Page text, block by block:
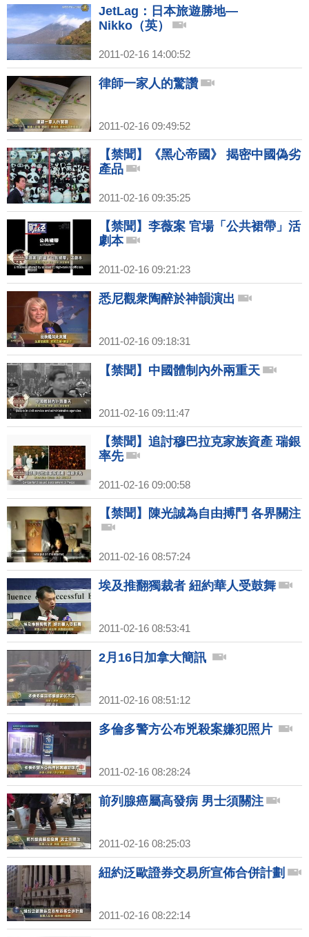
JetLag：日本旅遊勝地—
Nikko（英）
2011-02-16 14:00:52
律師一家人的驚讚
2011-02-16 09:49:52
【禁聞】《黑心帝國》 揭密中國偽劣
產品
2011-02-16 09:35:25
【禁聞】李薇案 官場「公共裙帶」活
劇本
2011-02-16 09:21:23
悉尼觀衆陶醉於神韻演出
2011-02-16 09:18:31
【禁聞】中國體制內外兩重天
2011-02-16 09:11:47
【禁聞】追討穆巴拉克家族資產 瑞銀
率先
2011-02-16 09:00:58
【禁聞】陳光誠為自由搏鬥 各界關注
2011-02-16 08:57:24
埃及推翻獨裁者 紐約華人受鼓舞
2011-02-16 08:53:41
2月16日加拿大簡訊
2011-02-16 08:51:12
多倫多警方公布兇殺案嫌犯照片
2011-02-16 08:28:24
前列腺癌屬高發病 男士須關注
2011-02-16 08:25:03
紐約泛歐證券交易所宣佈合併計劃
2011-02-16 08:22:14